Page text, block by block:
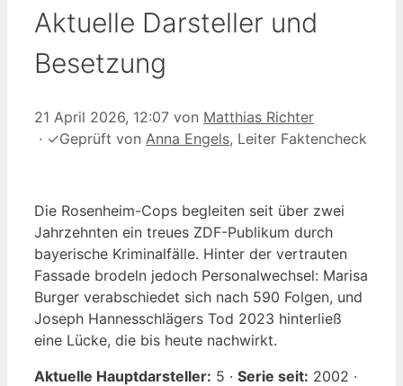
Aktuelle Darsteller und
Besetzung
21 April 2026, 12:07 von Matthias Richter
· ✓Geprüft von Anna Engels, Leiter Faktencheck
Die Rosenheim-Cops begleiten seit über zwei
Jahrzehnten ein treues ZDF-Publikum durch
bayerische Kriminalfälle. Hinter der vertrauten
Fassade brodeln jedoch Personalwechsel: Marisa
Burger verabschiedet sich nach 590 Folgen, und
Joseph Hannesschlägers Tod 2023 hinterließ
eine Lücke, die bis heute nachwirkt.
Aktuelle Hauptdarsteller: 5 · Serie seit: 2002 ·